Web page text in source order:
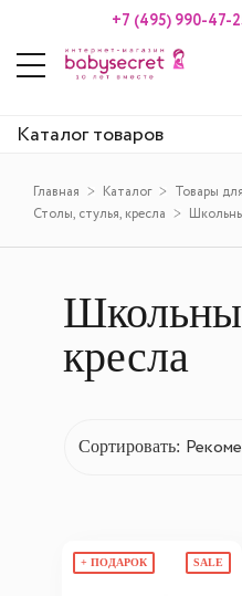
+7 (495) 990-47-
Каталог товаров
Главная Каталог
Товары
Столы, стулья, кресла
кресла
Сортировать:
SALE
+ ПОДАРОК